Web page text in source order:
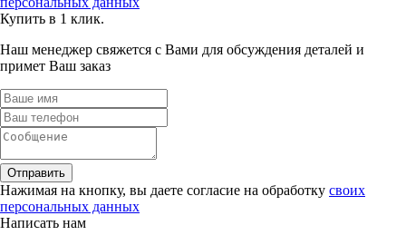
Купить в 1 клик.
Наш менеджер свяжется с Вами для обсуждения деталей и
примет Ваш заказ
Отправить
Нажимая на кнопку, вы даете согласие на обработку своих
персональных данных
Написать нам